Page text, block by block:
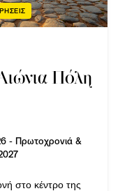
Πόλη
- Πρωτοχρονιά &
στο κέντρο της